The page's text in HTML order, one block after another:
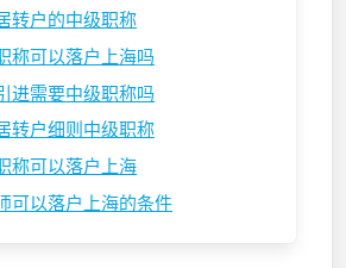
转户的中级职称
称可以落户上海吗
进需要中级职称吗
转户细则中级职称
称可以落户上海
可以落户上海的条件